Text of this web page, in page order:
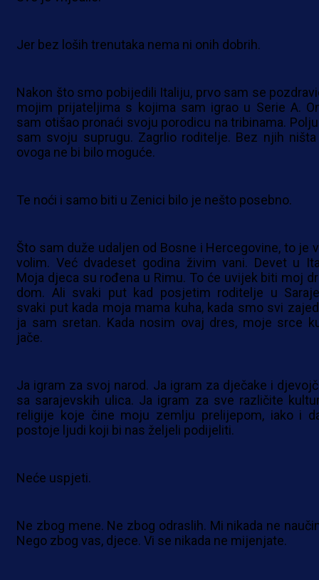
Jer bez loših trenutaka nema ni onih dobrih.
Nakon što smo pobijedili Italiju, prvo sam se
mojim prijateljima s kojima sam igrao u Serie A.
sam otišao pronaći svoju porodicu na tribinama.
sam svoju suprugu. Zagrlio roditelje. Bez njih
ovoga ne bi bilo moguće.
Te noći i samo biti u Zenici bilo je nešto posebno.
Što sam duže udaljen od Bosne i Hercegovine, to je
volim. Već dvadeset godina živim vani. Devet u
Moja djeca su rođena u Rimu. To će uvijek biti moj
dom. Ali svaki put kad posjetim roditelje u
svaki put kada moja mama kuha, kada smo svi
ja sam sretan. Kada nosim ovaj dres, moje srce
jače.
Ja igram za svoj narod. Ja igram za dječake i
sa sarajevskih ulica. Ja igram za sve različite
religije koje čine moju zemlju prelijepom, iako i
postoje ljudi koji bi nas željeli podijeliti.
Neće uspjeti.
Ne zbog mene. Ne zbog odraslih. Mi nikada ne
Nego zbog vas, djece. Vi se nikada ne mijenjate.